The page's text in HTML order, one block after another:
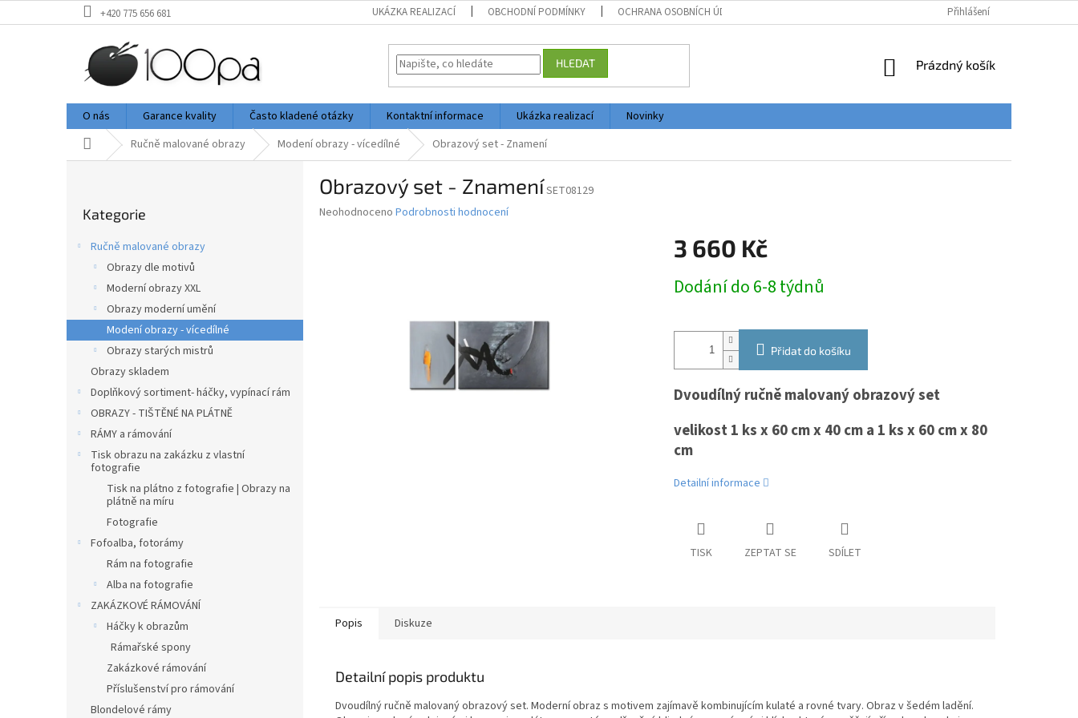
na
+420 775 656 681 UKÁZKA REALIZACÍ OBCHODNÍ PODMÍNKY OCHRANA OSOBNÍCH ÚDAJŮ Přihlášení
HLEDAT
NÁKUPNÍ
Prázdný košík
O nás Garance kvality Často kladené otázky Kontaktní informace Ukázka realizací
Novinky
Domů Ručně malované obrazy Modení obrazy - vícedílné Obrazový set - Znamení
a
kategorie
Kategorie
Ručně malované obrazy
Obrazy dle motivů
Moderní obrazy XXL
Obrazy moderní umění
Modení obrazy - vícedílné
Obrazy starých mistrů
Obrazy skladem
Doplňkový sortiment- háčky, vypínací rám
OBRAZY - TIŠTĚNÉ NA PLÁTNĚ
RÁMY a rámování
Tisk obrazu na zakázku z vlastní
fotografie
Tisk na plátno z fotografie | Obrazy na
plátně na míru
Fotografie
Fofoalba, fotorámy
Rám na fotografie
Alba na fotografie
ZAKÁZKOVÉ RÁMOVÁNÍ
Háčky k obrazům
Rámařské spony
Zakázkové rámování
Příslušenství pro rámování
Blondelové rámy
Obrazový set - ZnameníSET08129
Průměrné
Neohodnoceno Podrobnosti hodnocení
3 660 Kč
cena:
Dodání do 6-8 týdnů
Přidat do košíku
Dvoudílný ručně malovaný obrazový set
velikost 1 ks x 60 cm x 40 cm a 1 ks x 60 cm x 80
cm
Detailní informace
TISK ZEPTAT SE SDÍLET
Popis Diskuze
Detailní popis produktu
Dvoudílný ručně malovaný obrazový set. Moderní obraz s motivem zajímavě kombinujícím kulaté a rovné tvary. Obraz v šedém ladění.